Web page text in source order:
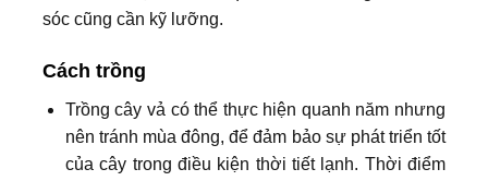
sóc cũng cần kỹ lưỡng.
Cách trồng
Trồng cây vả có thể thực hiện quanh năm nhưng
nên tránh mùa đông, để đảm bảo sự phát triển tốt
của cây trong điều kiện thời tiết lạnh. Thời điểm